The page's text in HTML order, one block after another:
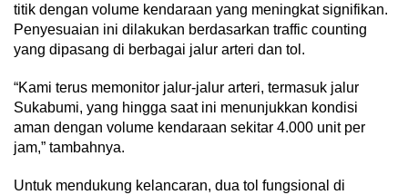
titik dengan volume kendaraan yang meningkat signifikan.
Penyesuaian ini dilakukan berdasarkan traffic counting
yang dipasang di berbagai jalur arteri dan tol.
“Kami terus memonitor jalur-jalur arteri, termasuk jalur
Sukabumi, yang hingga saat ini menunjukkan kondisi
aman dengan volume kendaraan sekitar 4.000 unit per
jam,” tambahnya.
Untuk mendukung kelancaran, dua tol fungsional di